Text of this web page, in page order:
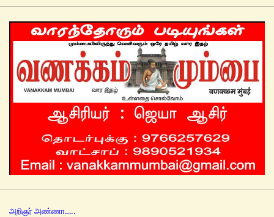
அறிஞர் அண்ணா…..